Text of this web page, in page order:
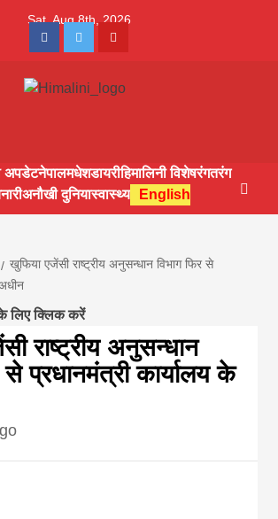
Sat. Aug 8th, 2026
FacebookTwitterYoutube
hindi
of
brings
अपडेटनेपालमधेशडायरीहिमालिनी विशेषरंगतरंग
नारीअनौखी दुनियास्वास्थ्य English
खुफिया एजेंसी राष्ट्रीय अनुसन्धान विभाग फिर से
लिए क्लिक करें
राष्ट्रीय अनुसन्धान
से प्रधानमंत्री कार्यालय के